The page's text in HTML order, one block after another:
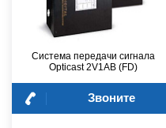
Система передачи сигнала
Opticast 2V1AB (FD)
Звоните